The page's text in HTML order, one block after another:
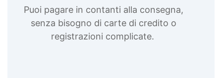
Puoi pagare in contanti alla consegna,
senza bisogno di carte di credito o
registrazioni complicate.